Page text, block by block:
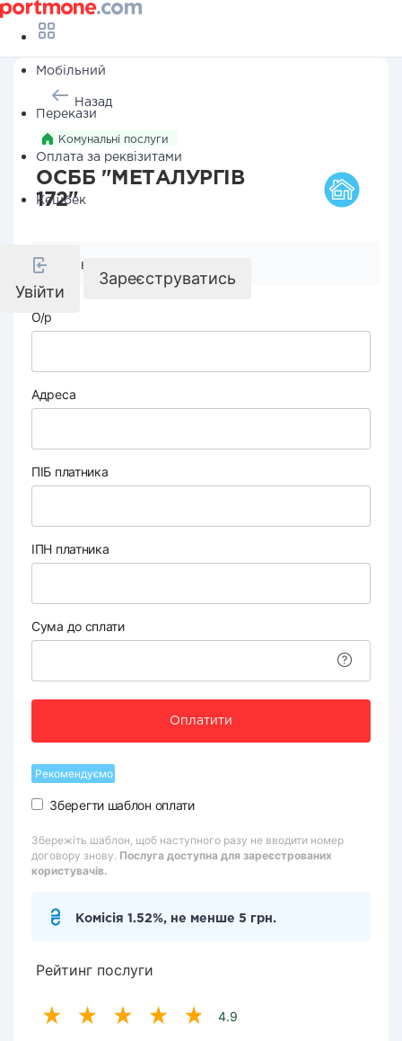
Мобільний
Перекази
Оплата за реквізитами
Кешбек
Увійти
Зареєструватись
Назад
Комунальні послуги
ОСББ "МЕТАЛУРГІВ
172"
Реквізити компанії
О/р
Адреса
ПІБ платника
ІПН платника
Сума до сплати
Оплатити
Рекомендуємо
Зберегти шаблон оплати
Збережіть шаблон, щоб наступного разу не вводити номер
договору знову. Послуга доступна для зареєстрованих
користувачів.
Комісія 1.52%, не менше 5 грн.
Рейтинг послуги
4.9